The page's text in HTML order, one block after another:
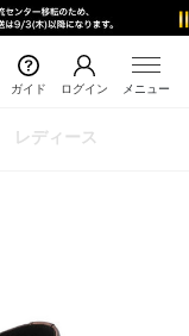
ガイド ログイン メニュー
レディース